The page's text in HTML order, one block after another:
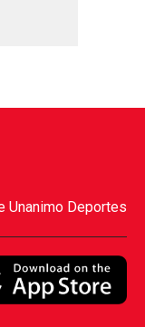
Unanimo Deportes